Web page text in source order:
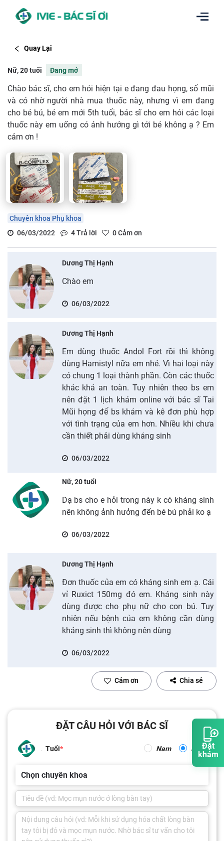
Đặt
khám
Quay Lại
Nữ, 20 tuổi Đang mở
Chào bác sĩ, cho em hỏi hiện tại e đang đau họng, sổ mũi
và có nhờ người nhà mua thuốc này, nhưng vì em đang
cho bé bú, bé em mới 5th tuổi, bác sĩ cho em hỏi các loại
thuốc này em uống có ảnh hưởng gì tới bé không ạ ? Em
cảm ơn !
Chuyên khoa Phụ khoa
06/03/2022
4Trả lời 0Cảm ơn
Dương Thị Hạnh
Chào em
06/03/2022
Dương Thị Hạnh
Em dùng thuốc Andol Fort rồi thì không
dùng Hamistyl nữa em nhé. Vì hai loại này
có chung 1 loại thành phần. Còn các thuốc
khác khá an toàn. Tuy nhiên theo bs em
nên đặt 1 lịch khám online với bác sĩ Tai
Mũi họng để bs khám và kê đơn phù hợp
với tình trạng của em hơn. Nhiều khi chưa
cần thiết phải dùng kháng sinh
06/03/2022
Nữ, 20 tuổi
Dạ bs cho e hỏi trong này k có kháng sinh
nên không ảnh hưởng đến bé bú phải ko ạ
06/03/2022
Dương Thị Hạnh
Đơn thuốc của em có kháng sinh em ạ. Cái
vỉ Ruxict 150mg đó em. Kháng sinh này
dùng được cho phụ nữ cho con bú. Tuy
nhiên nếu bệnh của em không cần dùng
kháng sinh thì không nên dùng
06/03/2022
Cảm ơn Chia sẻ
ĐẶT CÂU HỎI VỚI BÁC SĨ
Tuổi Nam Nữ
Chọn chuyên khoa